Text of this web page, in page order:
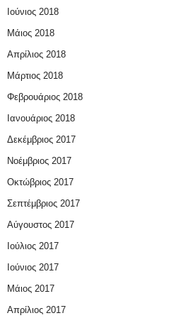
Ιούνιος 2018
Μάιος 2018
Απρίλιος 2018
Μάρτιος 2018
Φεβρουάριος 2018
Ιανουάριος 2018
Δεκέμβριος 2017
Νοέμβριος 2017
Οκτώβριος 2017
Σεπτέμβριος 2017
Αύγουστος 2017
Ιούλιος 2017
Ιούνιος 2017
Μάιος 2017
Απρίλιος 2017